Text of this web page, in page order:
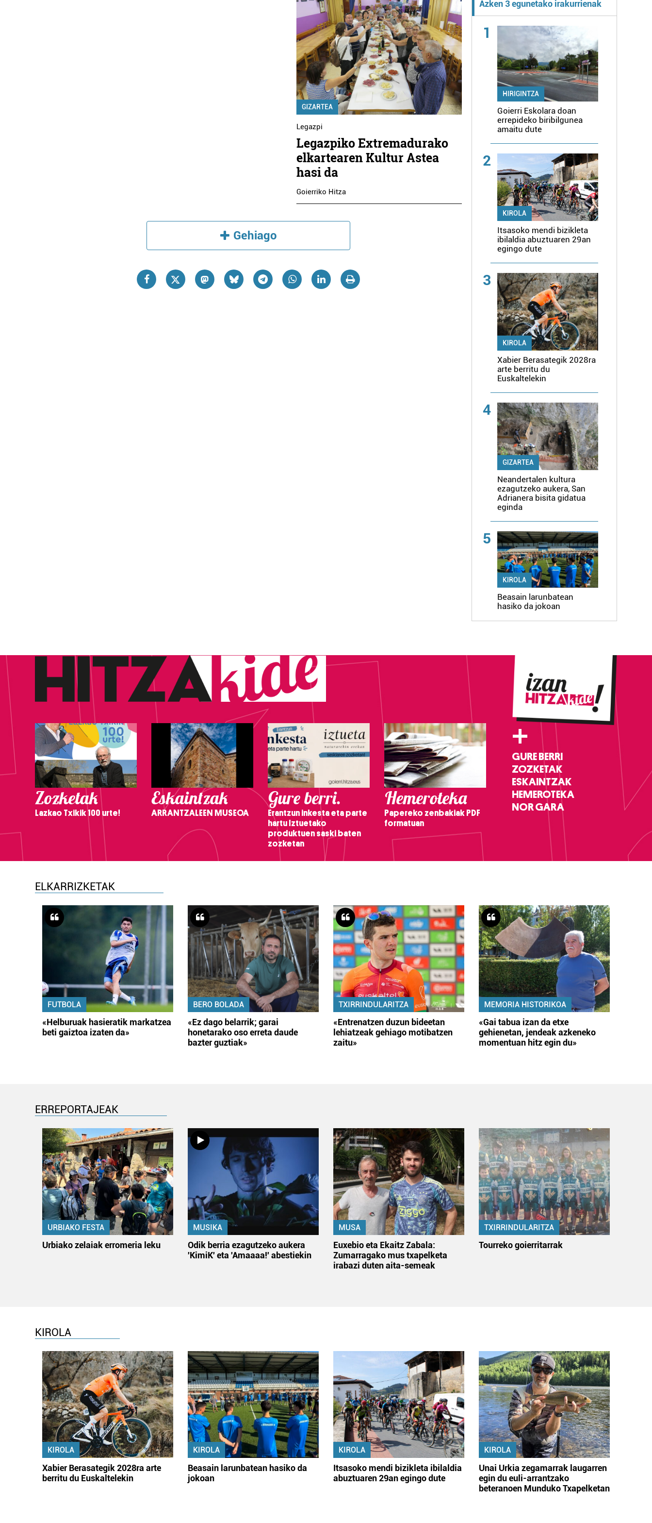
GIZARTEA
Legazpi
Legazpiko Extremadurako
elkartearen Kultur Astea
hasi da
Goierriko Hitza
Gehiago
Azken 3 egunetako irakurrienak
1
HIRIGINTZA
Goierri Eskolara doan
errepideko biribilgunea
amaitu dute
2
KIROLA
Itsasoko mendi bizikleta
ibilaldia abuztuaren 29an
egingo dute
3
KIROLA
Xabier Berasategik 2028ra
arte berritu du
Euskaltelekin
4
GIZARTEA
Neandertalen kultura
ezagutzeko aukera, San
Adrianera bisita gidatua
eginda
5
KIROLA
Beasain larunbatean
hasiko da jokoan
Zozketak
Lazkao Txikik 100 urte!
Eskaintzak
ARRANTZALEEN MUSEOA
Gure berri.
Erantzun inkesta eta parte
hartu Iztuetako
produktuen saski baten
zozketan
Hemeroteka
Papereko zenbakiak PDF
formatuan
+
GURE BERRI
ZOZKETAK
ESKAINTZAK
HEMEROTEKA
NOR GARA
ELKARRIZKETAK
FUTBOLA
«Helburuak hasieratik markatzea
beti gaiztoa izaten da»
BERO BOLADA
«Ez dago belarrik; garai
honetarako oso erreta daude
bazter guztiak»
TXIRRINDULARITZA
«Entrenatzen duzun bideetan
lehiatzeak gehiago motibatzen
zaitu»
MEMORIA HISTORIKOA
«Gai tabua izan da etxe
gehienetan, jendeak azkeneko
momentuan hitz egin du»
ERREPORTAJEAK
URBIAKO FESTA
Urbiako zelaiak erromeria leku
MUSIKA
Odik berria ezagutzeko aukera
'KimiK' eta 'Amaaaa!' abestiekin
MUSA
Euxebio eta Ekaitz Zabala:
Zumarragako mus txapelketa
irabazi duten aita-semeak
TXIRRINDULARITZA
Tourreko goierritarrak
KIROLA
KIROLA
Xabier Berasategik 2028ra arte
berritu du Euskaltelekin
KIROLA
Beasain larunbatean hasiko da
jokoan
KIROLA
Itsasoko mendi bizikleta ibilaldia
abuztuaren 29an egingo dute
KIROLA
Unai Urkia zegamarrak laugarren
egin du euli-arrantzako
beteranoen Munduko Txapelketan